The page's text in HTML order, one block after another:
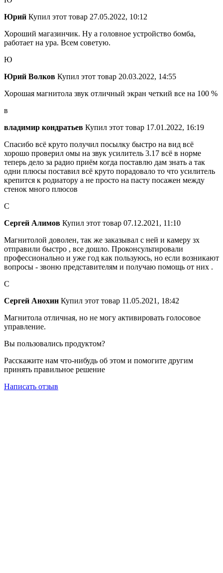
Юрий Купил этот товар 27.05.2022, 10:12
Хороший магазинчик. Ну а головное устройство бомба,
работает на ура. Всем советую.
Ю
Юрий Волков Купил этот товар 20.03.2022, 14:55
Хорошая магнитола звук отличный экран четкий все на 100 %
в
владимир кондратьев Купил этот товар 17.01.2022, 16:19
Спасибо всё круто получил посылку быстро на вид всё
хорошо проверил омы на звук усилитель 3.17 всё в норме
теперь дело за радио приём когда поставлю дам знать а так
одни плюсы поставил всё круто порадовало то что усилитель
крепится к родиатору а не просто на пасту посажен между
стенок много плюсов
С
Сергей Алимов Купил этот товар 07.12.2021, 11:10
Магнитолой доволен, так же заказывал с ней и камеру зх
отправили быстро , все дошло. Проконсультировали
профессионально и уже год как пользуюсь, но если возникают
вопросы - звоню представителям и получаю помощь от них .
С
Сергей Анохин Купил этот товар 11.05.2021, 18:42
Магнитола отличная, но не могу активировать голосовое
управление.
Вы пользовались продуктом?
Расскажите нам что-нибудь об этом и помогите другим
принять правильное решение
Написать отзыв